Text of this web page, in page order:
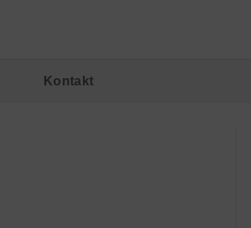
Kontakt